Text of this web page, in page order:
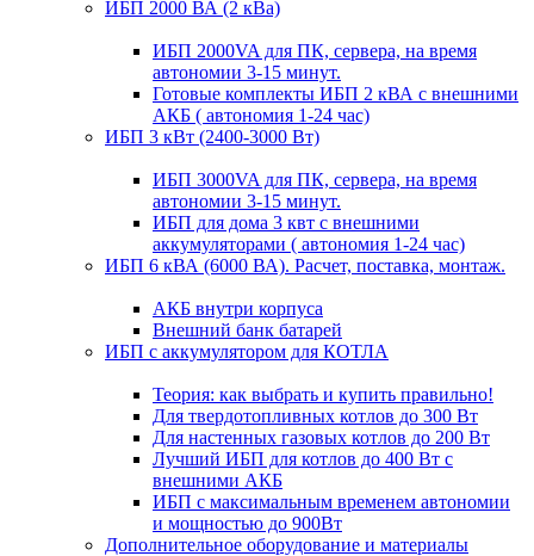
ИБП 2000 ВА (2 кВа)
ИБП 2000VA для ПК, сервера, на время
автономии 3-15 минут.
Готовые комплекты ИБП 2 кВА с внешними
АКБ ( автономия 1-24 час)
ИБП 3 кВт (2400-3000 Вт)
ИБП 3000VA для ПК, сервера, на время
автономии 3-15 минут.
ИБП для дома 3 квт с внешними
аккумуляторами ( автономия 1-24 час)
ИБП 6 кВА (6000 ВА). Расчет, поставка, монтаж.
АКБ внутри корпуса
Внешний банк батарей
ИБП с аккумулятором для КОТЛА
Теория: как выбрать и купить правильно!
Для твердотопливных котлов до 300 Вт
Для настенных газовых котлов до 200 Вт
Лучший ИБП для котлов до 400 Вт с
внешними АКБ
ИБП с максимальным временем автономии
и мощностью до 900Вт
Дополнительное оборудование и материалы